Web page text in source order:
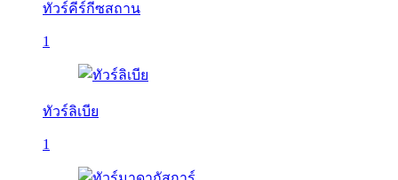
ทัวร์คีร์กีซสถาน
1
ทัวร์ลิเบีย
1